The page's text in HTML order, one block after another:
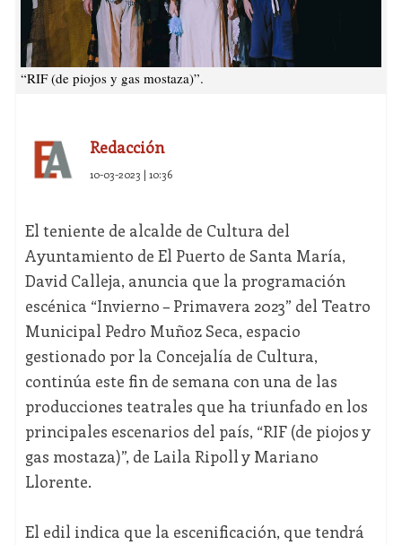
“RIF (de piojos y gas mostaza)”.
Redacción
10-03-2023 | 10:36
El teniente de alcalde de Cultura del
Ayuntamiento de El Puerto de Santa María,
David Calleja, anuncia que la programación
escénica “Invierno – Primavera 2023” del Teatro
Municipal Pedro Muñoz Seca, espacio
gestionado por la Concejalía de Cultura,
continúa este fin de semana con una de las
producciones teatrales que ha triunfado en los
principales escenarios del país, “RIF (de piojos y
gas mostaza)”, de Laila Ripoll y Mariano
Llorente.
El edil indica que la escenificación, que tendrá